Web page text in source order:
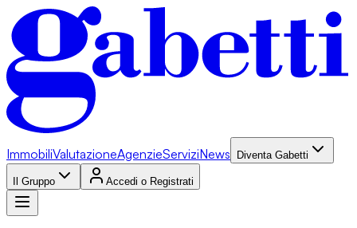
ImmobiliValutazioneAgenzieServiziNews Diventa Gabetti
Il Gruppo Accedi o Registrati